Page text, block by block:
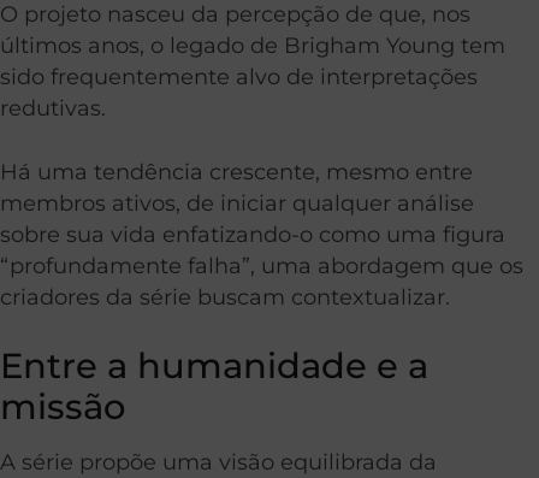
O projeto nasceu da percepção de que, nos
últimos anos, o legado de Brigham Young tem
sido frequentemente alvo de interpretações
redutivas.
Há uma tendência crescente, mesmo entre
membros ativos, de iniciar qualquer análise
sobre sua vida enfatizando-o como uma figura
“profundamente falha”, uma abordagem que os
criadores da série buscam contextualizar.
Entre a humanidade e a
missão
A série propõe uma visão equilibrada da